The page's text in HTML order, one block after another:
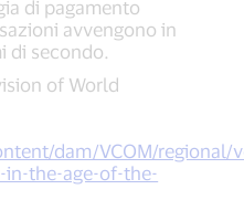
di pagamento
avvengono in
di secondo.
of World
dam/VCOM/
the-age-of-the-